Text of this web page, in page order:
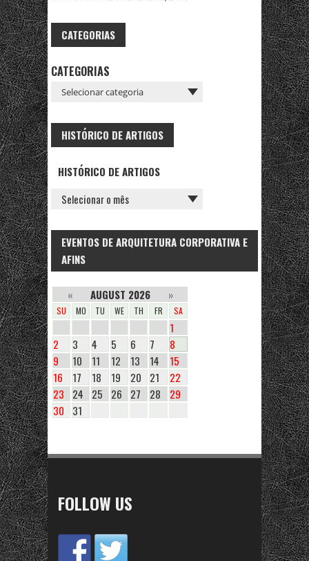
CATEGORIAS
CATEGORIAS
HISTÓRICO DE ARTIGOS
HISTÓRICO DE ARTIGOS
EVENTOS DE ARQUITETURA CORPORATIVA E
AFINS
« AUGUST 2026 »
SU MO TU WE TH FR SA
1
2
3 4 5 6 7
8
9
10 11 12 13 14
15
16
17 18 19 20 21
22
23
24 25 26 27 28
29
30
31
FOLLOW US